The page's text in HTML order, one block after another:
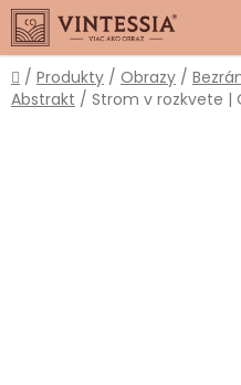
Prejsť
na
obsah
Domov
/ Produkty / Obrazy /
Abstrakt / Strom v rozkvete |